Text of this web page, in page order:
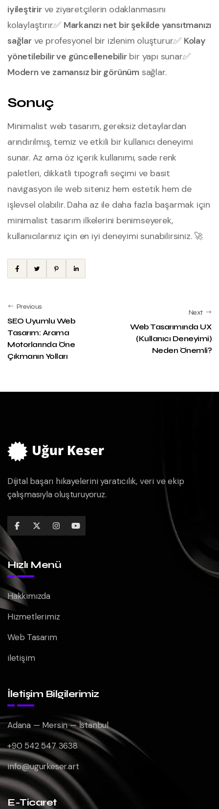
iyileştirirve ziyaretçilerin odaklanmasını
kolaylaştırır.✅ Markanızı net bir şekilde yansıtmanızı
sağlarve profesyonel bir izlenim oluşturur.✅ Kolay
yönetilebilir ve güncellenebilirbir yapı sunar.✅
Modern ve zamansız bir görünüm sağlar.
Sonuç
Minimalist web tasarım, gereksiz detaylardan
arındırılmış, temiz ve etkili bir kullanıcı deneyimi
sunar. Az ama öz içerik kullanımı, sade renk
paletleri, dikkatli tipografi seçimi ve basit
navigasyon ile web siteniz hem estetik hem de
işlevsel olabilir. Daha az ile daha fazla başarmak için
minimalist tasarım ilkelerini benimseyerek,
kullanıcılarınız için en iyi deneyimi sunabilirsiniz. 🚀
Previous
SEO Uyumlu Web
Tasarım: Arama
Motorlarında Öne
Çıkmanın Yolları
Next
Web Tasarımında UX
(Kullanıcı Deneyimi)
Neden Önemli?
Dijital başarı hikayelerini yaratıcılık, veri ve ekip
çalışmasıyla oluşturuyoruz.
Hızlı Menü
Hakkımızda
Hizmetlerimiz
Web Tasarım
iletişim
İletişim Bilgilerimiz
Adana — Mersin — İstanbul
+90 542 547 3638
info@ugurkeser.art
E-Ticaret